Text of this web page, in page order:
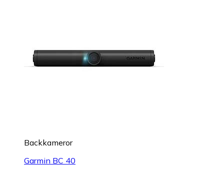
Backkameror
Garmin BC 40